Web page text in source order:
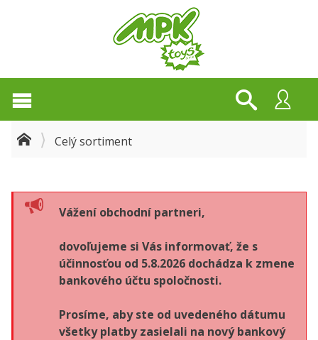
Celý sortiment
Vážení obchodní partneri,
dovoľujeme si Vás informovať, že s
účinnosťou od 5.8.2026 dochádza k zmene
bankového účtu spoločnosti.
Prosíme, aby ste od uvedeného dátumu
všetky platby zasielali na nový bankový